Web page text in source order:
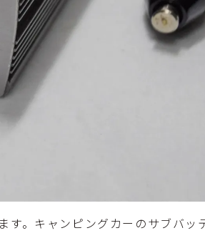
。キャンピングカーのサブバッ